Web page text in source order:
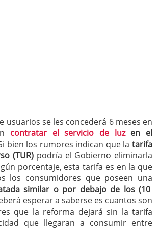
usuarios se les concederá 6 meses en
contratar el servicio de luzen el
bien los rumores indican que latarifa
(TUR) podría el Gobierno eliminarla
porcentaje, esta tarifa es en la que
los consumidores que poseen una
similar o por debajo de los (10
esperar a saberse es cuantos son
que la reforma dejará sin la tarifa
que llegaran a consumir entre